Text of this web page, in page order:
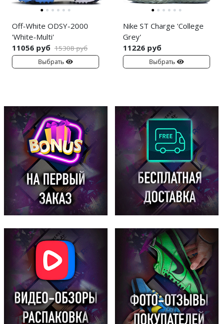
Off-White ODSY-2000
'White-Multi'
11056 руб 15308 руб
Выбрать
Nike ST Charge 'College
Grey'
11226 руб
Выбрать